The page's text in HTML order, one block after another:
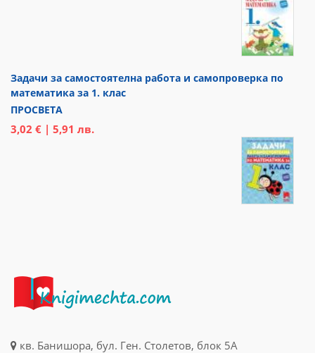
Задачи за самостоятелна работа и самопроверка по
математика за 1. клас
ПРОСВЕТА
3,02 € | 5,91 лв.
кв. Банишора, бул. Ген. Столетов, блок 5А